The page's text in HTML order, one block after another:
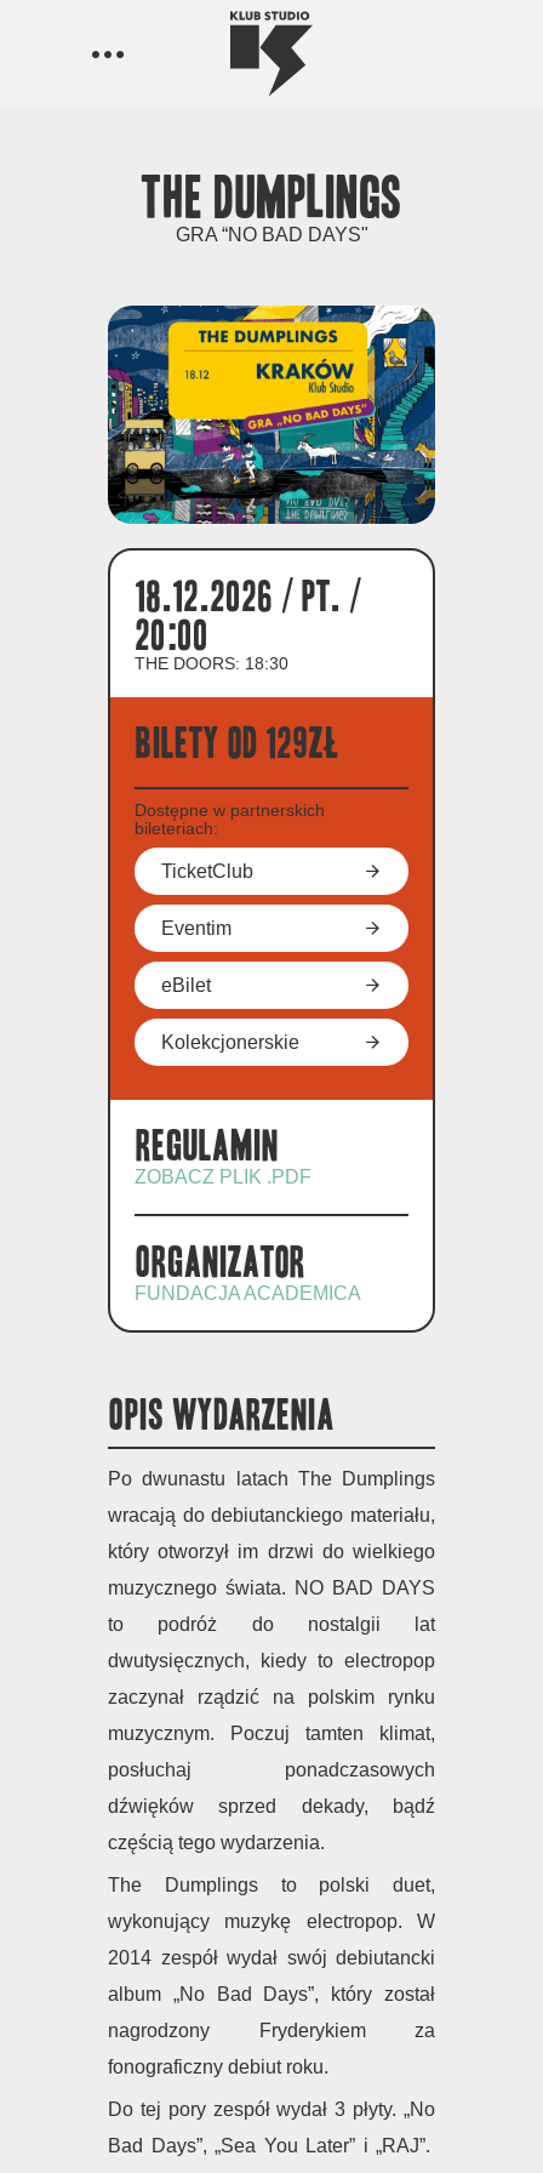
The Dumplings
GRA “NO BAD DAYS"
18.12.2026 / pt. /
20:00
THE DOORS: 18:30
Bilety od 129zł
Dostępne w partnerskich
bileteriach:
TicketClub
Eventim
eBilet
Kolekcjonerskie
Regulamin
ZOBACZ PLIK .PDF
Organizator
FUNDACJA ACADEMICA
OPIS WYDARZENIA
Po dwunastu latach The Dumplings
wracają do debiutanckiego materiału,
który otworzył im drzwi do wielkiego
muzycznego świata. NO BAD DAYS
to podróż do nostalgii lat
dwutysięcznych, kiedy to electropop
zaczynał rządzić na polskim rynku
muzycznym. Poczuj tamten klimat,
posłuchaj ponadczasowych
dźwięków sprzed dekady, bądź
częścią tego wydarzenia.
The Dumplings to polski duet,
wykonujący muzykę electropop. W
2014 zespół wydał swój debiutancki
album „No Bad Days”, który został
nagrodzony Fryderykiem za
fonograficzny debiut roku.
Do tej pory zespół wydał 3 płyty. „No
Bad Days”, „Sea You Later” i „RAJ”.